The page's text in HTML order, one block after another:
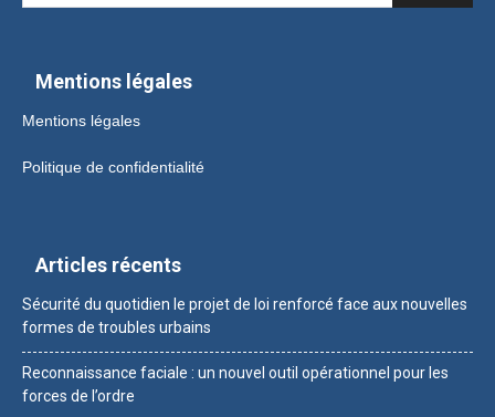
Mentions légales
Mentions légales
Politique de confidentialité
Articles récents
Sécurité du quotidien le projet de loi renforcé face aux nouvelles
formes de troubles urbains
Reconnaissance faciale : un nouvel outil opérationnel pour les
forces de l’ordre